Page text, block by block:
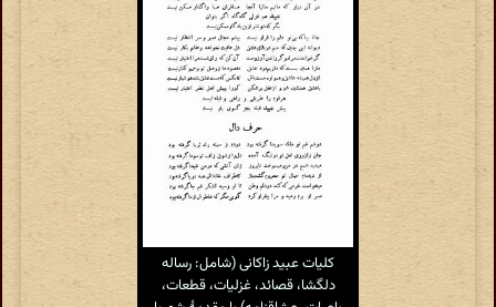
کلیات عبید زاکانی (شامل: رساله
دلگشا، قصائد، غزلیات، قطعات،